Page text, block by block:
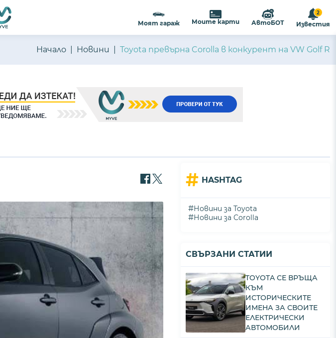
Моят гараж Моите карти АвтоБОТ
2
Известия
Начало Новини Toyota превърна Corolla в конкурент на VW Golf R
# HASHTAG
#Новини за Toyota
#Новини за Corolla
СВЪРЗАНИ СТАТИИ
TOYOTA СЕ ВРЪЩА
КЪМ
ИСТОРИЧЕСКИТЕ
ИМЕНА ЗА СВОИТЕ
ЕЛЕКТРИЧЕСКИ
АВТОМОБИЛИ